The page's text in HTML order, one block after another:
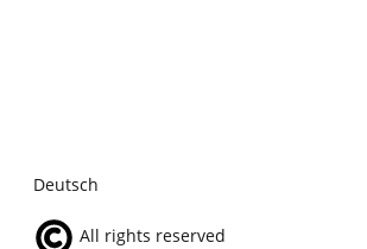
Deutsch
All rights reserved